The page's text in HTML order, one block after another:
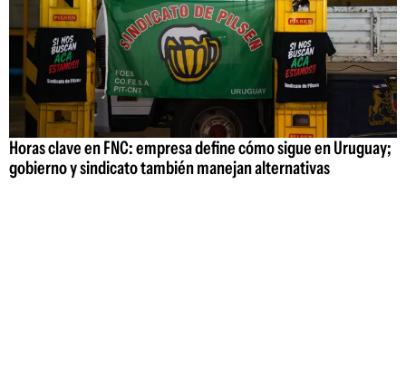
Horas clave en FNC: empresa define cómo sigue en Uruguay;
gobierno y sindicato también manejan alternativas